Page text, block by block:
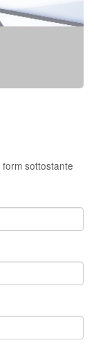
sottostante